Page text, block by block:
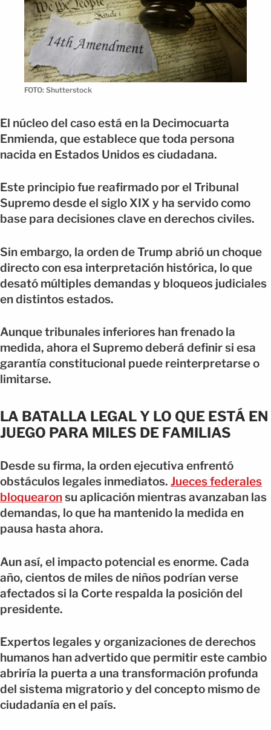
FOTO: Shutterstock
El núcleo del caso está en la Decimocuarta
Enmienda, que establece que toda persona
nacida en Estados Unidos es ciudadana.
Este principio fue reafirmado por el Tribunal
Supremo desde el siglo XIX y ha servido como
base para decisiones clave en derechos civiles.
Sin embargo, la orden de Trump abrió un choque
directo con esa interpretación histórica, lo que
desató múltiples demandas y bloqueos judiciales
en distintos estados.
Aunque tribunales inferiores han frenado la
medida, ahora el Supremo deberá definir si esa
garantía constitucional puede reinterpretarse o
limitarse.
LA BATALLA LEGAL Y LO QUE ESTÁ EN
JUEGO PARA MILES DE FAMILIAS
Desde su firma, la orden ejecutiva enfrentó
obstáculos legales inmediatos. Jueces federales
bloquearonsu aplicación mientras avanzaban las
demandas, lo que ha mantenido la medida en
pausa hasta ahora.
Aun así, el impacto potencial es enorme. Cada
año, cientos de miles de niños podrían verse
afectados si la Corte respalda la posición del
presidente.
Expertos legales y organizaciones de derechos
humanos han advertido que permitir este cambio
abriría la puerta a una transformación profunda
del sistema migratorio y del concepto mismo de
ciudadanía en el país.